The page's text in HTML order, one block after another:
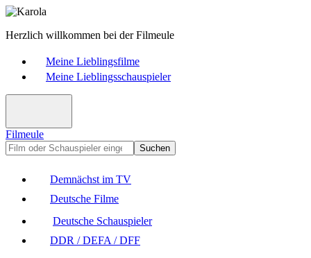
Herzlich willkommen bei der Filmeule
Meine Lieblingsfilme
Meine Lieblingsschauspieler
Filmeule
Suchen
Demnächst im TV
Deutsche Filme
Deutsche Schauspieler
DDR / DEFA / DFF